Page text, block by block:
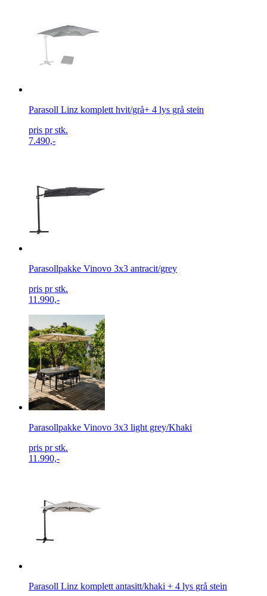
Parasoll Linz komplett hvit/grå+ 4 lys grå stein
pris pr stk.
7.490,-
Parasollpakke Vinovo 3x3 antracit/grey
pris pr stk.
11.990,-
Parasollpakke Vinovo 3x3 light grey/Khaki
pris pr stk.
11.990,-
Parasoll Linz komplett antasitt/khaki + 4 lys grå stein